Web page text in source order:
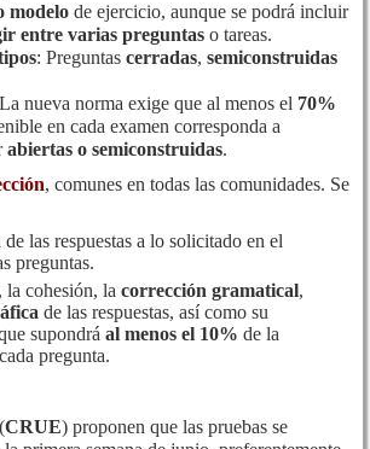
modelo de ejercicio, aunque se podrá incluir
entre varias preguntas o tareas.
: Preguntas cerradas, semiconstruidas
nueva norma exige que al menos el 70%
en cada examen corresponda a
abiertas o semiconstruidas.
, comunes en todas las comunidades. Se
de las respuestas a lo solicitado en el
preguntas.
, la cohesión, la corrección gramatical,
de las respuestas, así como su
supondrá al menos el 10% de la
pregunta.
CRUE) proponen que las pruebas se